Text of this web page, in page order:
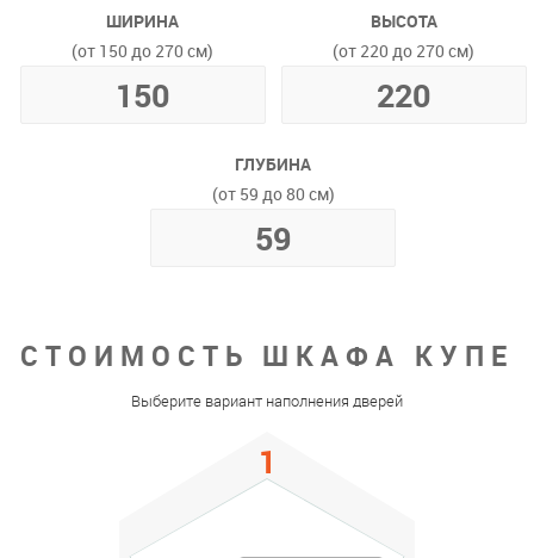
ШИРИНА
(от 150 до 270 см)
ВЫСОТА
(от 220 до 270 см)
ГЛУБИНА
(от 59 до 80 см)
СТОИМОСТЬ ШКАФА КУПЕ
Выберите вариант наполнения дверей